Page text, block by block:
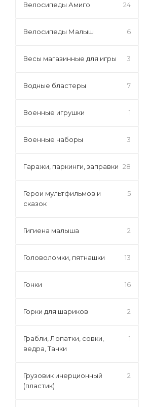
Велосипеды Амиго 24
Велосипеды Малыш 6
Весы магазинные для игры 3
Водные бластеры 7
Военные игрушки 1
Военные наборы 3
Гаражи, паркинги, заправки 28
Герои мультфильмов и
сказок
5
Гигиена малыша 2
Головоломки, пятнашки 13
Гонки 16
Горки для шариков 2
Грабли, Лопатки, совки,
ведра, Тачки
1
Грузовик инерционный
(пластик)
2